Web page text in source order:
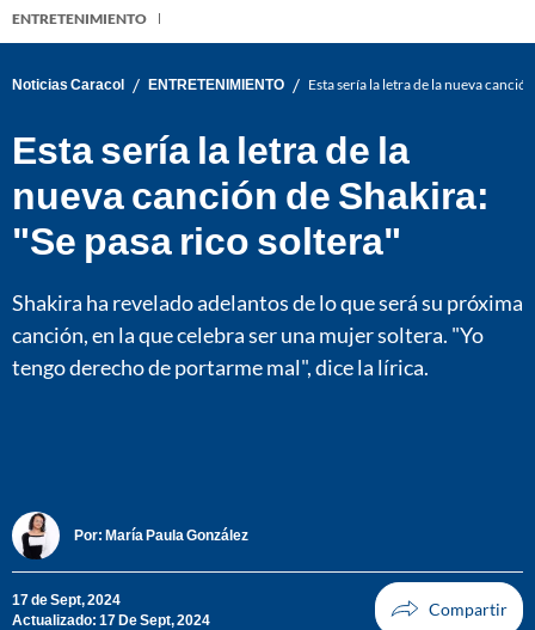
ENTRETENIMIENTO
Noticias Caracol / ENTRETENIMIENTO / Esta sería la letra de la nueva
Esta sería la letra de la
nueva canción de Shakira:
"Se pasa rico soltera"
Shakira ha revelado adelantos de lo que será su próxima
canción, en la que celebra ser una mujer soltera. "Yo
tengo derecho de portarme mal", dice la lírica.
Por: María Paula González
17 de Sept, 2024
Actualizado: 17 De Sept, 2024